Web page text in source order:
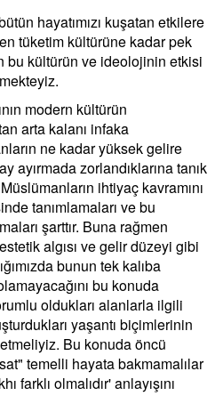
hayatımızı kuşatan etkilere
tüketim kültürüne kadar pek
bu kültürün ve ideolojinin etkisi
modern kültürün
arta kalanı infaka
ne kadar yüksek gelire
ayırmada zorlandıklarına tanık
ihtiyaç kavramını
tanımlamaları ve bu
şarttır. Buna rağmen
algısı ve gelir düzeyi gibi
bunun tek kalıba
bu konuda
oldukları alanlarla ilgili
yaşantı biçimlerinin
Bu konuda öncü
temelli hayata bakmamalılar
farklı olmalıdır' anlayışını